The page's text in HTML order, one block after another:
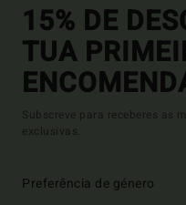
15% DE
TUA
Subscreve para receberes as
exclusivas.
Preferência de género